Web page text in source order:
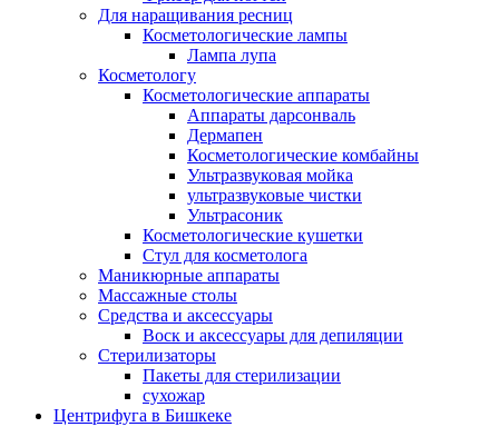
Для наращивания ресниц
Косметологические лампы
Лампа лупа
Косметологу
Косметологические аппараты
Аппараты дарсонваль
Дермапен
Косметологические комбайны
Ультразвуковая мойка
ультразвуковые чистки
Ультрасоник
Косметологические кушетки
Стул для косметолога
Маникюрные аппараты
Массажные столы
Средства и аксессуары
Воск и аксессуары для депиляции
Стерилизаторы
Пакеты для стерилизации
сухожар
Центрифуга в Бишкеке